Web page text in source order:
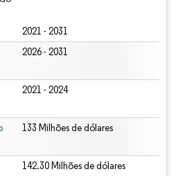
2021 - 2031
2026 - 2031
2021 - 2024
133 Milhões de dólares
142.30 Milhões de dólares